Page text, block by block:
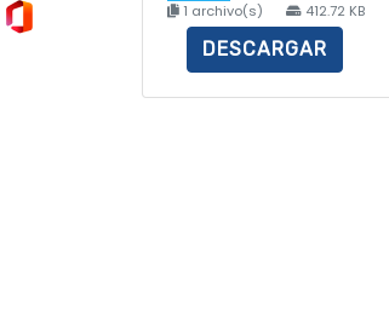
1 archivo(s) 412.72 KB
DESCARGAR